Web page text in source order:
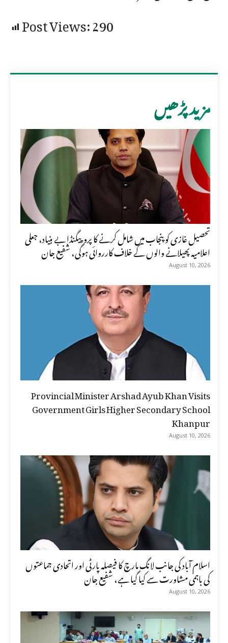
Post Views:290
مزید پڑھیں
تحصیل غازی کو پنجاب میں شامل کرنے کا پروپیگنڈا بے بنیاد، جعلی
اعلامیہ پھیلانے والوں کے خلاف کارروائی ہوگی، شفیع جان
August 10, 2026
Provincial Minister Arshad Ayub Khan Visits
Government Girls Higher Secondary School
Khanpur
August 10, 2026
اسلام آباد کی جانب لانگ مارچ کا فیصلہ پارٹی اور اتحادی جماعتوں
کی باہمی مشاورت سے کیا گیا ہے، شفیع جان
August 10, 2026